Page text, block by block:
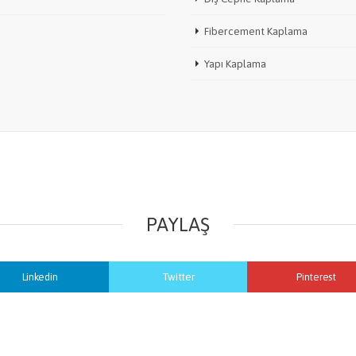
Fibercement Kaplama
Yapı Kaplama
PAYLAŞ
Linkedin Twitter Pinterest